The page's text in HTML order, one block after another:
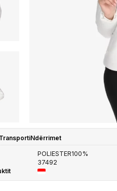
TransportiNdërrimet
POLIESTER100%
37492